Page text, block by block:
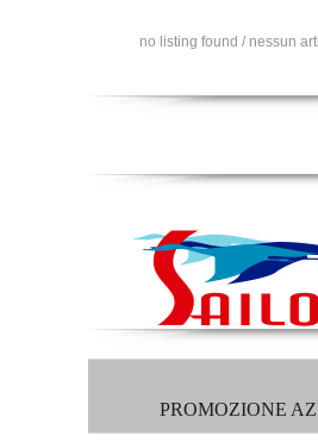
no listing found / nessun
PROMOZIONE